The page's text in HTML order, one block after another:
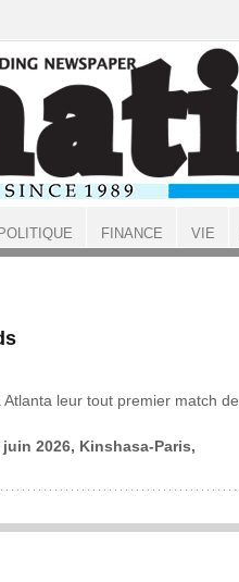
leur tout premier match de
2026, Kinshasa-Paris,
POLITIQUE FINANCE VIE